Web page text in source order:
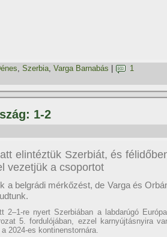
, Szerbia, Varga Barnabás
1
1-2
elintéztük Szerbiát, és
vezetjük a csoportot
a belgrádi mérkőzést, de Varga és
2–1-re nyert Szerbiában a labdarúgó
5. fordulójában, ezzel karnyújtásnyira
2024-es kontinenstornára.